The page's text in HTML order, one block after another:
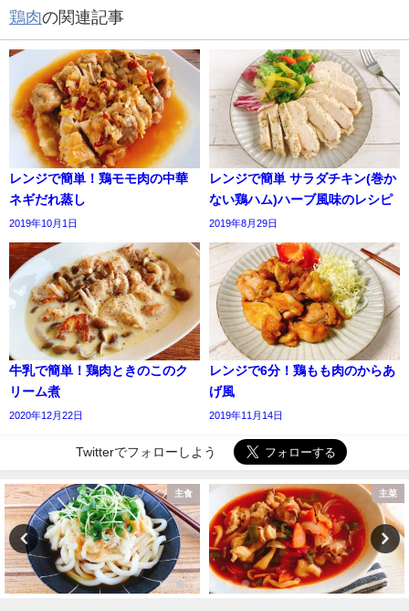
鶏肉の関連記事
レンジで簡単！鶏モモ肉の中華
ネギだれ蒸し
2019年10月1日
レンジで簡単 サラダチキン(巻か
ない鶏ハム)ハーブ風味のレシピ
2019年8月29日
牛乳で簡単！鶏肉ときのこのク
リーム煮
2020年12月22日
レンジで6分！鶏もも肉のからあ
げ風
2019年11月14日
Twitterでフォローしよう
主食 主菜